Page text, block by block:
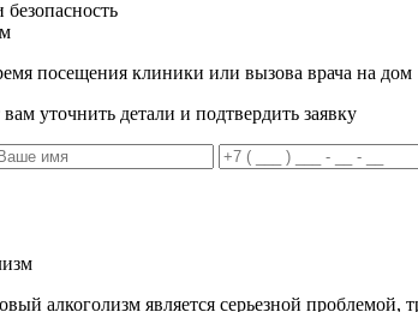
посещения клиники или вызова врача на дом
уточнить детали и подтвердить заявку
алкоголизм является серьезной